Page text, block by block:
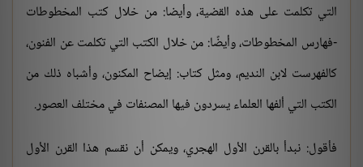
التي تكلمت على هذه القضية، وأيضا: من خلال كتب المخطوطات
-فهارس المخطوطات، وأيضًا: من خلال الكتب التي تكلمت عن الفنون،
كالفهرست لابن النديم، ومثل كتاب: إيضاح المكنون، وأشباه ذلك من
الكتب التي ألفها العلماء يسردون فيها المصنفات في مختلف العصور.
فأقول: نبدأ بالقرن الأول الهجري، ويمكن أن نقسم هذا القرن الأول